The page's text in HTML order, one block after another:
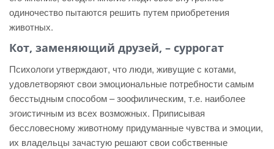
одиночество пытаются решить путем приобретения
животных.
Кот, заменяющий друзей, – суррогат
Психологи утверждают, что люди, живущие с котами,
удовлетворяют свои эмоциональные потребности самым
бесстыдным способом – зоофилическим, т.е. наиболее
эгоистичным из всех возможных. Приписывая
бессловесному животному придуманные чувства и эмоции,
их владельцы зачастую решают свои собственные